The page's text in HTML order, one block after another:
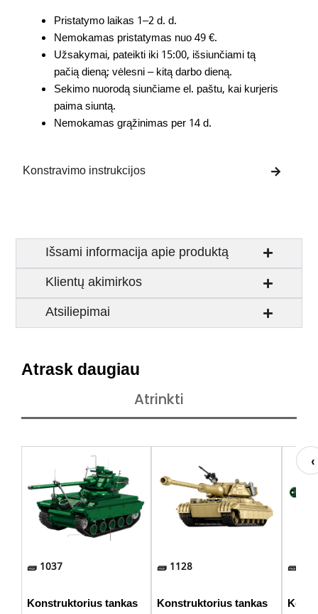
Pristatymo laikas 1–2 d. d.
Nemokamas pristatymas nuo 49 €.
Užsakymai, pateikti iki 15:00, išsiunčiami tą
pačią dieną; vėlesni – kitą darbo dieną.
Sekimo nuorodą siunčiame el. paštu, kai kurjeris
paima siuntą.
Nemokamas grąžinimas per 14 d.
Konstravimo instrukcijos
Išsami informacija apie produktą
Klientų akimirkos
Atsiliepimai
Atrask daugiau
Atrinkti
1037
Konstruktorius tankas
1128
Konstruktorius tankas